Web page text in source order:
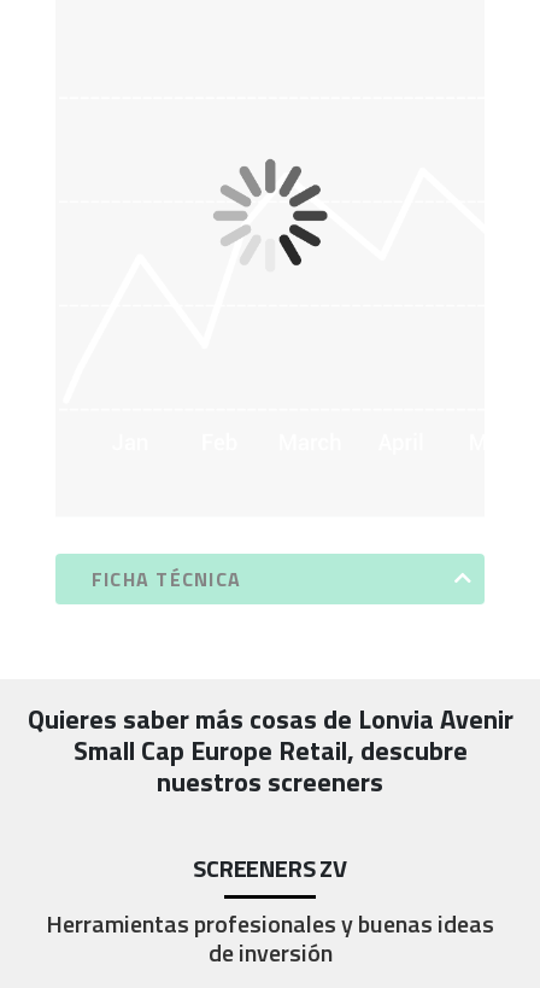
FICHA TÉCNICA
Quieres saber más cosas de Lonvia Avenir
Small Cap Europe Retail, descubre
nuestros screeners
SCREENERS ZV
Herramientas profesionales y buenas ideas
de inversión